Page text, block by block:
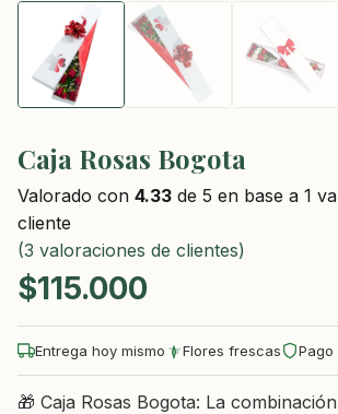
Caja Rosas Bogota
Valorado con 4.33 de 5 en base a 1
cliente
(3 valoraciones de clientes)
$115.000
Entrega hoy mismo Flores frescas Pago
🎁 Caja Rosas Bogota: La